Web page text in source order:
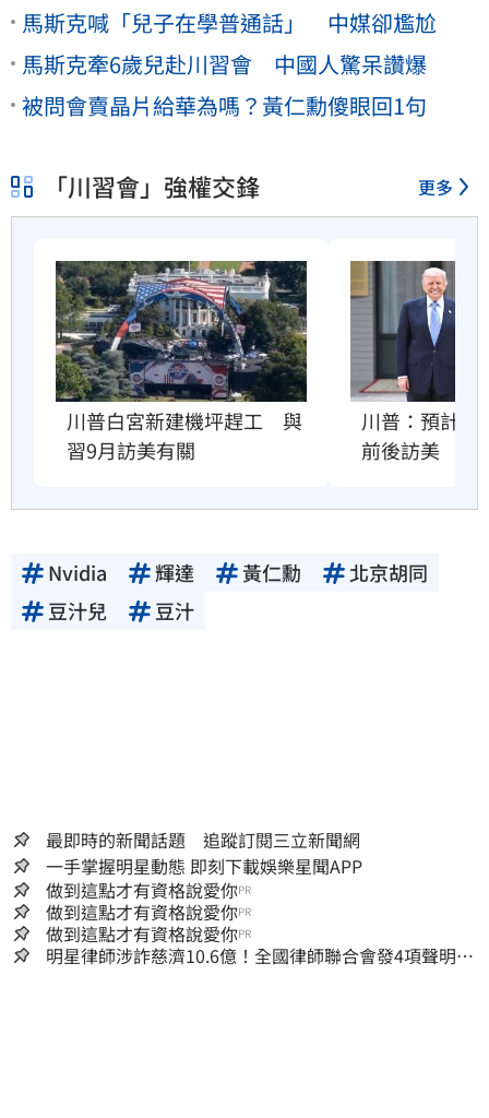
馬斯克喊「兒子在學普通話」 中媒卻尷尬
馬斯克牽6歲兒赴川習會 中國人驚呆讚爆
被問會賣晶片給華為嗎？黃仁勳傻眼回1句
「川習會」強權交鋒 更多
川普白宮新建機坪趕工　與
習9月訪美有關
川普：預計習
前後訪美
Nvidia 輝達 黃仁勳
北京胡同
豆汁兒
豆汁
最即時的新聞話題 追蹤訂閱三立新聞網
一手掌握明星動態 即刻下載娛樂星聞APP
做到這點才有資格說愛你PR
做到這點才有資格說愛你PR
做到這點才有資格說愛你PR
明星律師涉詐慈濟10.6億！全國律師聯合會發4項聲明